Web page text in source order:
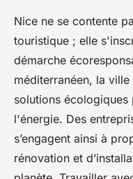
Nice ne se contente
touristique ; elle
démarche
méditerranéen, la
solutions
l'énergie. Des
s’engagent ainsi à
rénovation et